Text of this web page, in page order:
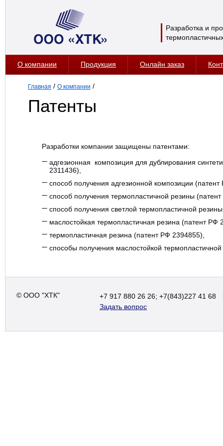
Разработка и
О компании Продукция Онлайн заказ
Главная / О компании /
Патенты
Разработки компании защищены патентами:
адгезионная композиция для дублирования
2311436),
способ получения адгезионной композиции
способ получения термопластичной резины
способ получения светлой термопластичной
маслостойкая термопластичная резина (патент РФ
термопластичная резина (патент РФ 2394855),
способы получения маслостойкой
© ООО "ХТК"
+7 917 880 26 26; +7(843)227 41 68
Задать вопрос